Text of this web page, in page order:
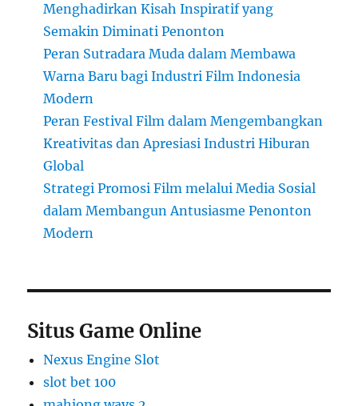
Menghadirkan Kisah Inspiratif yang
Semakin Diminati Penonton
Peran Sutradara Muda dalam Membawa
Warna Baru bagi Industri Film Indonesia
Modern
Peran Festival Film dalam Mengembangkan
Kreativitas dan Apresiasi Industri Hiburan
Global
Strategi Promosi Film melalui Media Sosial
dalam Membangun Antusiasme Penonton
Modern
Situs Game Online
Nexus Engine Slot
slot bet 100